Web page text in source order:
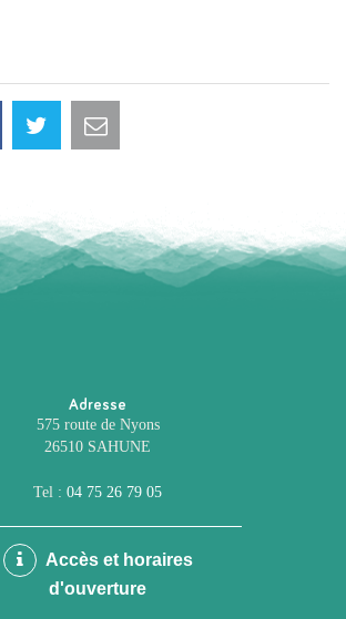
Adresse
575 route de Nyons
26510 SAHUNE
Tel : 04 75 26 79 05
Accès et horaires
d'ouverture